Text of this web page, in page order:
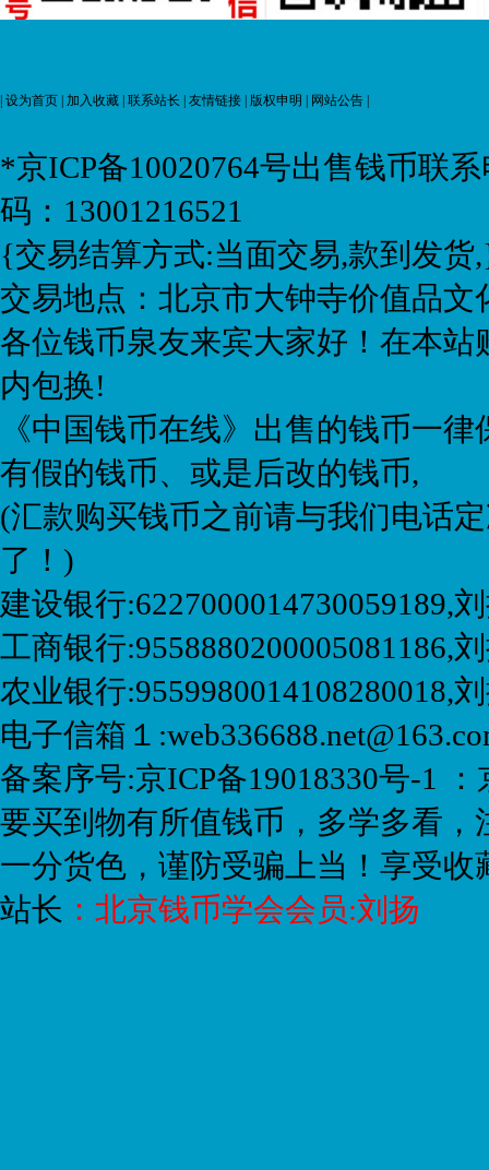
设为首页 加入收藏 联系站长 友情链接 版权申明 网站公告
*京ICP备10020764号出售钱币联系
码：13001216521
{交易结算方式:当面交易,款到发货
交易地点：北京市大钟寺价值品文
各位钱币泉友来宾大家好！在本
内包换!
《中国钱币在线》出售的钱币一
有假的钱币、或是后改的钱币,
(汇款购买钱币之前请与我们电话
了！)
建设银行:6227000014730059189,
工商银行:9558880200005081186,
农业银行:9559980014108280018,
电子信箱１
备案序号:京ICP备19018330号-1
要买到物有所值钱币，多学多看
一分货色，谨防受骗上当！享受收
站长 ： 北京钱币学会会员:刘扬